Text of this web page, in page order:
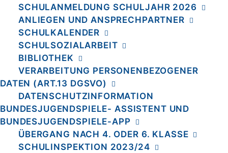
SCHULANMELDUNG SCHULJAHR 2026
ANLIEGEN UND ANSPRECHPARTNER
SCHULKALENDER
SCHULSOZIALARBEIT
BIBLIOTHEK
VERARBEITUNG PERSONENBEZOGENER
DATEN (ART.13 DGSVO)
DATENSCHUTZINFORMATION
BUNDESJUGENDSPIELE- ASSISTENT UND
BUNDESJUGENDSPIELE-APP
ÜBERGANG NACH 4. ODER 6. KLASSE
SCHULINSPEKTION 2023/24
Spreekita und Ina-Kita
Multi-Kulti-Unterricht durch
evangelische Kirche
Jugendverkehrsschule
Polizeiabschnitt 28
Anne-Frank-Zentrum
Förderverein der Anne-Frank-
Grundschule e.V.